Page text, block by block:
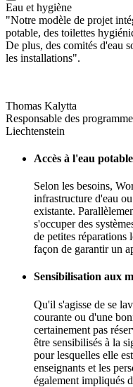
Eau et hygiène
"Notre modèle de projet
potable, des toilettes
De plus, des comités d'eau
les installations".
Thomas Kalytta
Responsable des
Liechtenstein
Accès à l'eau potable
Selon les besoins,
infrastructure d'eau
existante.
s'occuper des
de petites réparations
façon de garantir un
Sensibilisation aux
Qu'il s'agisse de se
courante ou d'une
certainement pas
être sensibilisés à la
pour lesquelles elle
enseignants et les
également impliqués